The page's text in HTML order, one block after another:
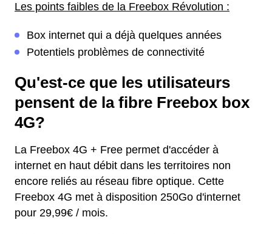
Les points faibles de la Freebox Révolution :
Box internet qui a déjà quelques années
Potentiels problèmes de connectivité
Qu'est-ce que les utilisateurs
pensent de la fibre Freebox box
4G?
La Freebox 4G + Free permet d'accéder à
internet en haut débit dans les territoires non
encore reliés au réseau fibre optique. Cette
Freebox 4G met à disposition 250Go d'internet
pour 29,99€ / mois.